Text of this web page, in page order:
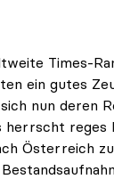
Times-
ein gutes
nun deren
herrscht reges
Österreich